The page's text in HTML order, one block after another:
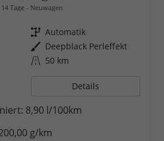
14 Tage Neuwagen
Getriebe Automatik
Außenfarbe Deepblack Perleffekt
Kilometerstand 50 km
Details
8,90 l/100km
g/km